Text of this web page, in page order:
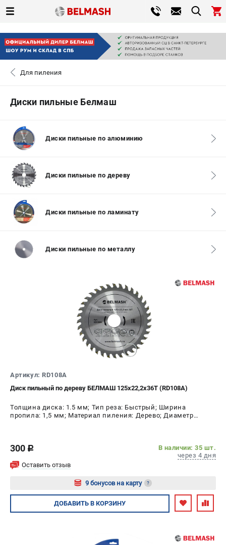
СРАВНЕНИЕ ( 0 )
АКЦИИ
ВХОД ИЛИ РЕГИСТРАЦИЯ
САНКТ-ПЕТЕРБУРГ
0
Правила обмена и возврата
Контакты
О бренде
Политика обработки персональных данных
Бонусная программа
Пользовательское соглашение
Для пиления
Диски пильные Белмаш
Диски пильные по алюминию
Диски пильные по дереву
Диски пильные по ламинату
Диски пильные по металлу
Артикул: RD108A
Диск пильный по дереву БЕЛМАШ 125х22,2х36Т (RD108A)
Толщина диска: 1.5 мм; Тип реза: Быстрый; Ширина
пропила: 1,5 мм; Материал пиления: Дерево; Диаметр
300 c
В наличии: 35 шт.
через 4 дня
Оставить отзыв
9 бонусов на карту ?
Авторизуйтесь
ДОБАВИТЬ В КОРЗИНУ